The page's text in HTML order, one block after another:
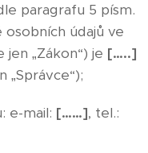
paragrafu 5 písm.
osobních údajů ve
„Zákon“) je […..]
„Správce“);
e-mail: [……], tel.: